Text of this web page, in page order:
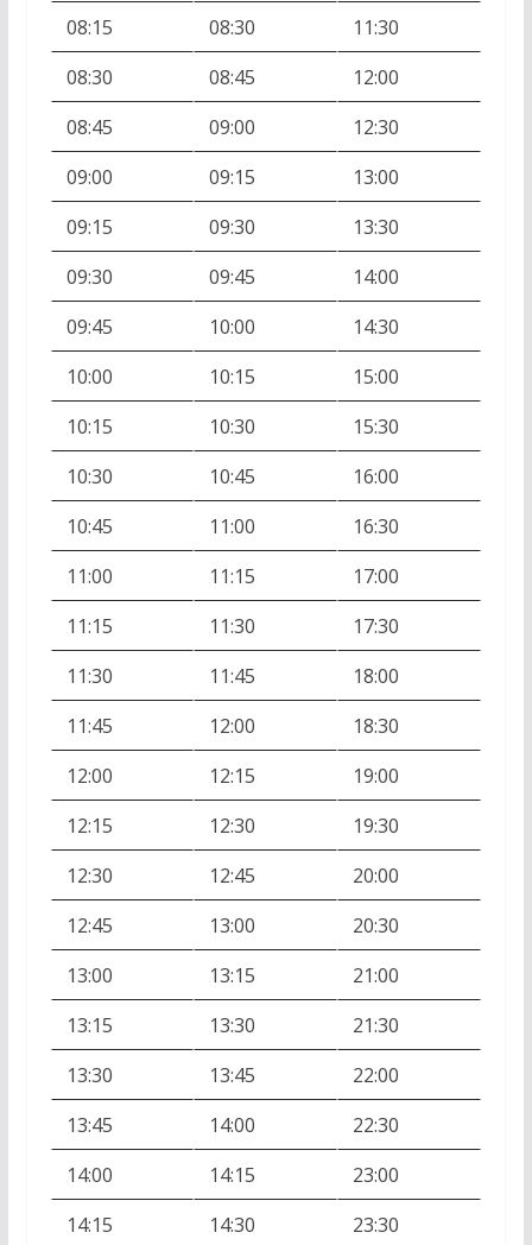
08:15 08:30
11:30
08:30
08:45
12:00
08:45
09:00
12:30
09:00
09:15
13:00
09:15
09:30
13:30
09:30
09:45
14:00
09:45
10:00
14:30
10:00
10:15
15:00
10:15
10:30
15:30
10:30
10:45
16:00
10:45
11:00
16:30
11:00
11:15
17:00
11:15
11:30
17:30
11:30
11:45
18:00
11:45
12:00
18:30
12:00
12:15
19:00
12:15
12:30
19:30
12:30
12:45
20:00
12:45
13:00
20:30
13:00
13:15
21:00
13:15
13:30
21:30
13:30
13:45
22:00
13:45
14:00
22:30
14:00
14:15
23:00
14:15
14:30
23:30